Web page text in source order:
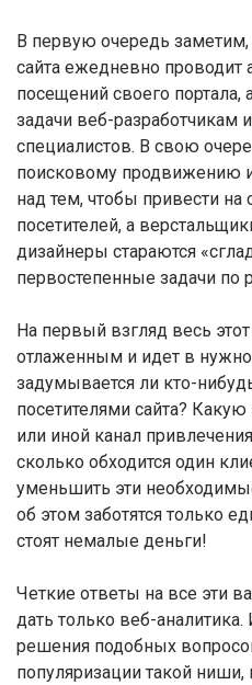
В первую очередь
сайта ежедневно проводит
посещений своего портала,
задачи веб-разработчикам
специалистов. В свою
поисковому продвижению
над тем, чтобы привести
посетителей, а
дизайнеры стараются
первостепенные задачи по
На первый взгляд весь
отлаженным и идет в
задумывается ли кто-
посетителями сайта?
или иной канал
сколько обходится один
уменьшить эти
об этом заботятся только
стоят немалые деньги!
Четкие ответы на все эти
дать только веб-
решения подобных
популяризации такой